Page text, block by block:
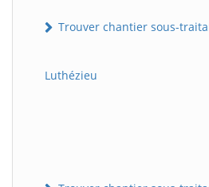
Trouver chantier sous-
Luthézieu